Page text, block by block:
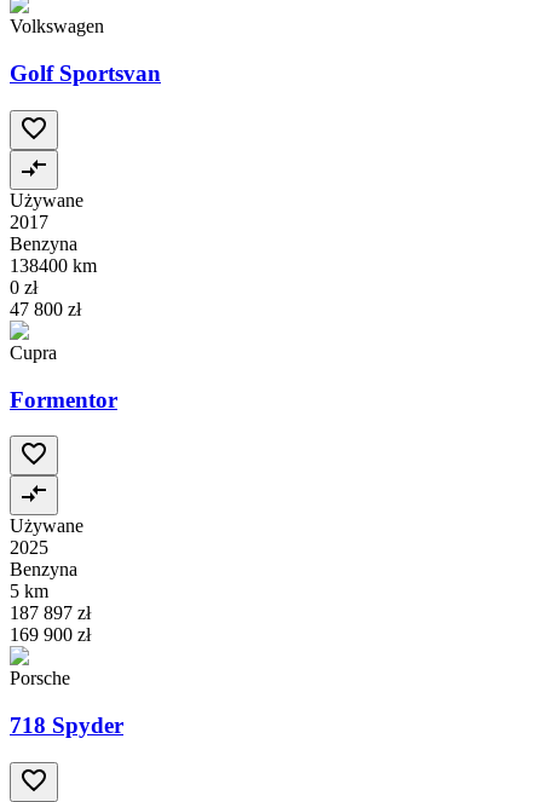
Volkswagen
Golf Sportsvan
Używane
2017
Benzyna
138400 km
0 zł
47 800 zł
Cupra
Formentor
Używane
2025
Benzyna
5 km
187 897 zł
169 900 zł
Porsche
718 Spyder